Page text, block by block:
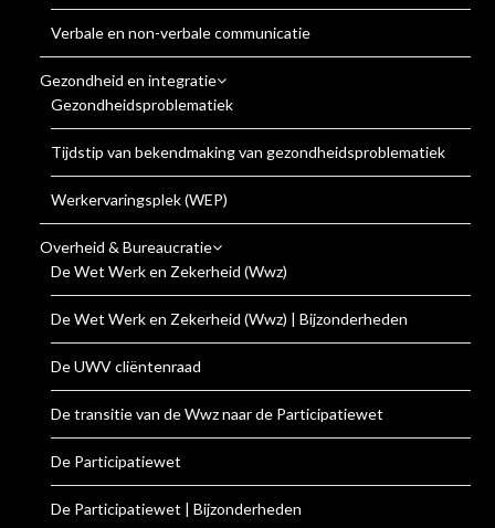
Verbale en non-verbale communicatie
Gezondheid en integratie
Gezondheidsproblematiek
Tijdstip van bekendmaking van gezondheidsproblematiek
Werkervaringsplek (WEP)
Overheid & Bureaucratie
De Wet Werk en Zekerheid (Wwz)
De Wet Werk en Zekerheid (Wwz) | Bijzonderheden
De UWV cliëntenraad
De transitie van de Wwz naar de Participatiewet
De Participatiewet
De Participatiewet | Bijzonderheden